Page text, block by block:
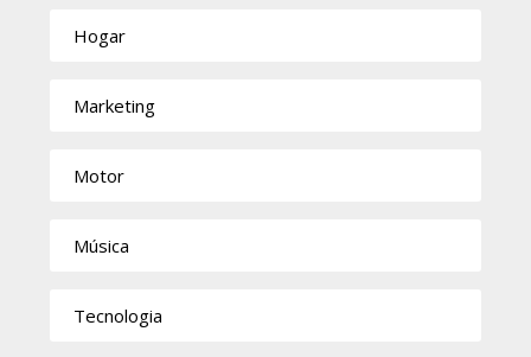
Hogar
Marketing
Motor
Música
Tecnologia